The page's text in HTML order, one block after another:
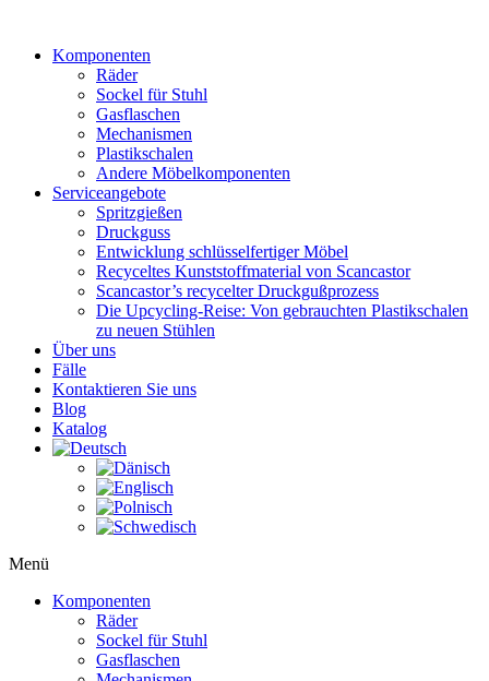
wechselnKomponenten
Räder
Sockel für Stuhl
Gasflaschen
Mechanismen
Plastikschalen
Andere Möbelkomponenten
Serviceangebote
Spritzgießen
Druckguss
Entwicklung schlüsselfertiger Möbel
Recyceltes Kunststoffmaterial von Scancastor
Scancastor’s recycelter Druckgußprozess
Die Upcycling-Reise: Von gebrauchten Plastikschalen
zu neuen Stühlen
Über uns
Fälle
Kontaktieren Sie uns
Blog
Katalog
Menü
Komponenten
Räder
Sockel für Stuhl
Gasflaschen